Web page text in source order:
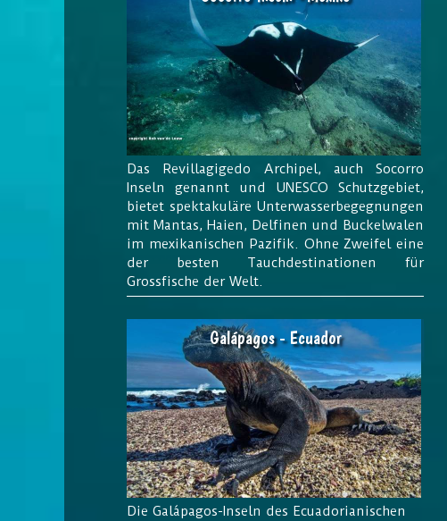
Das Revillagigedo Archipel, auch Socorro
Inseln genannt und UNESCO Schutzgebiet,
bietet spektakuläre Unterwasserbegegnungen
mit Mantas, Haien, Delfinen und Buckelwalen
im mexikanischen Pazifik. Ohne Zweifel eine
der besten Tauchdestinationen für
Grossfische der Welt.
Galápagos - Ecuador
Die Galápagos-Inseln des Ecuadorianischen